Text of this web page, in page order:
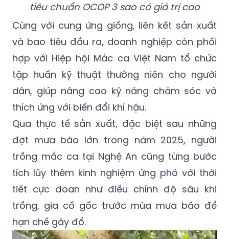
tiêu chuẩn OCOP 3 sao có giá trị cao
Cùng với cung ứng giống, liên kết sản xuất
và bao tiêu đầu ra, doanh nghiệp còn phối
hợp với Hiệp hội Mắc ca Việt Nam tổ chức
tập huấn kỹ thuật thường niên cho người
dân, giúp nâng cao kỹ năng chăm sóc và
thích ứng với biến đổi khí hậu.
Qua thực tế sản xuất, đặc biệt sau những
đợt mưa bão lớn trong năm 2025, người
trồng mắc ca tại Nghệ An cũng từng bước
tích lũy thêm kinh nghiệm ứng phó với thời
tiết cực đoan như điều chỉnh độ sâu khi
trồng, gia cố gốc trước mùa mưa bão để
hạn chế gãy đổ.